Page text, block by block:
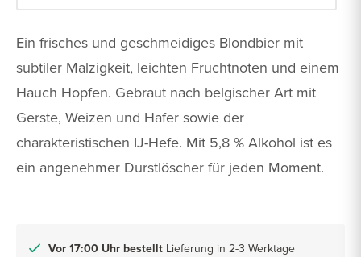
Ein frisches und geschmeidiges Blondbier mit
subtiler Malzigkeit, leichten Fruchtnoten und einem
Hauch Hopfen. Gebraut nach belgischer Art mit
Gerste, Weizen und Hafer sowie der
charakteristischen IJ-Hefe. Mit 5,8 % Alkohol ist es
ein angenehmer Durstlöscher für jeden Moment.
Vor 17:00 Uhr bestellt Lieferung in 2-3 Werktage